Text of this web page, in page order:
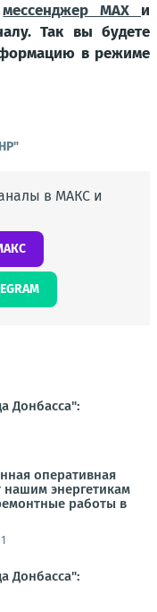
мессенджер МАХ и
Так вы будете
в режиме
в МАКС и
Донбасса":
оперативная
нашим энергетикам
работы в
Донбасса":